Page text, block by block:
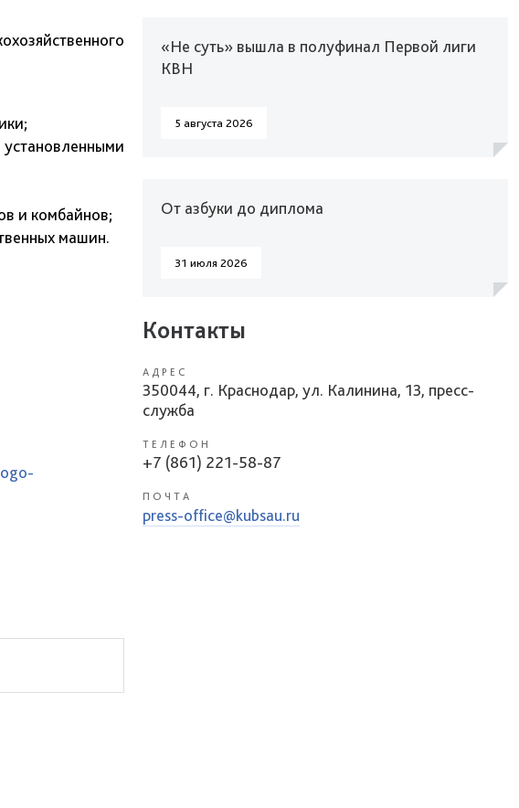
и комбайнов;
машин.
«Не суть» вышла в полуфинал Первой лиги
КВН
5 августа 2026
От азбуки до диплома
31 июля 2026
Контакты
АДРЕС
350044, г. Краснодар, ул. Калинина, 13, пресс-
служба
ТЕЛЕФОН
+7 (861) 221-58-87
ПОЧТА
press-office@kubsau.ru